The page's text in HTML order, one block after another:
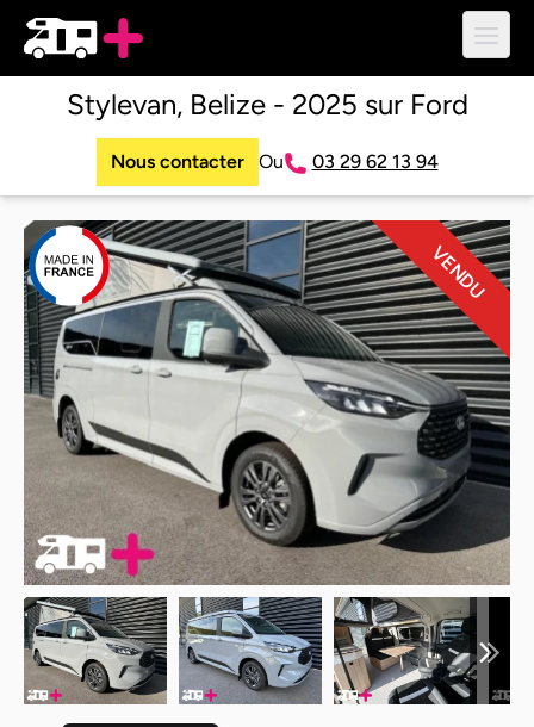
Stylevan, Belize - 2025 sur Ford
Nous contacter Ou 03 29 62 13 94
VENDU